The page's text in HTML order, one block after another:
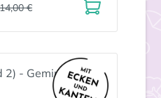
14,00 €